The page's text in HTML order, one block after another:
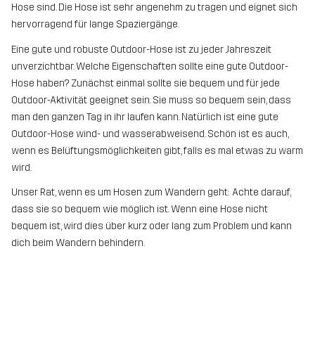
Hose sind. Die Hose ist sehr angenehm zu tragen und eignet sich
hervorragend für lange Spaziergänge.
Eine gute und robuste Outdoor-Hose ist zu jeder Jahreszeit
unverzichtbar. Welche Eigenschaften sollte eine gute Outdoor-
Hose haben? Zunächst einmal sollte sie bequem und für jede
Outdoor-Aktivität geeignet sein. Sie muss so bequem sein, dass
man den ganzen Tag in ihr laufen kann. Natürlich ist eine gute
Outdoor-Hose wind- und wasserabweisend. Schön ist es auch,
wenn es Belüftungsmöglichkeiten gibt, falls es mal etwas zu warm
wird.
Unser Rat, wenn es um Hosen zum Wandern geht: Achte darauf,
dass sie so bequem wie möglich ist. Wenn eine Hose nicht
bequem ist, wird dies über kurz oder lang zum Problem und kann
dich beim Wandern behindern.